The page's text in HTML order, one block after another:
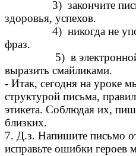
3) закончите
здоровья, успехов.
4) никогда не
фраз.
5) в электронной
выразить смайликами.
- Итак, сегодня на уроке
структурой письма,
этикета. Соблюдая их,
близких.
7. Д.з. Напишите письмо
исправьте ошибки героев